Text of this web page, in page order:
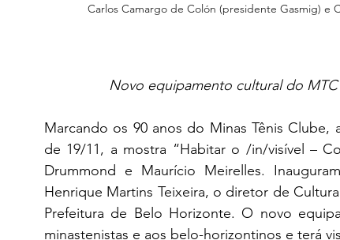
Carlos Camargo de Colón (presidente Gasmig) e
Novo equipamento cultural do
Marcando os 90 anos do Minas Tênis Clube,
de 19/11, a mostra “Habitar o /in/visível –
Drummond e Maurício Meirelles.
Henrique Martins Teixeira, o diretor de
Prefeitura de Belo Horizonte. O novo
minastenistas e aos belo-horizontinos e terá